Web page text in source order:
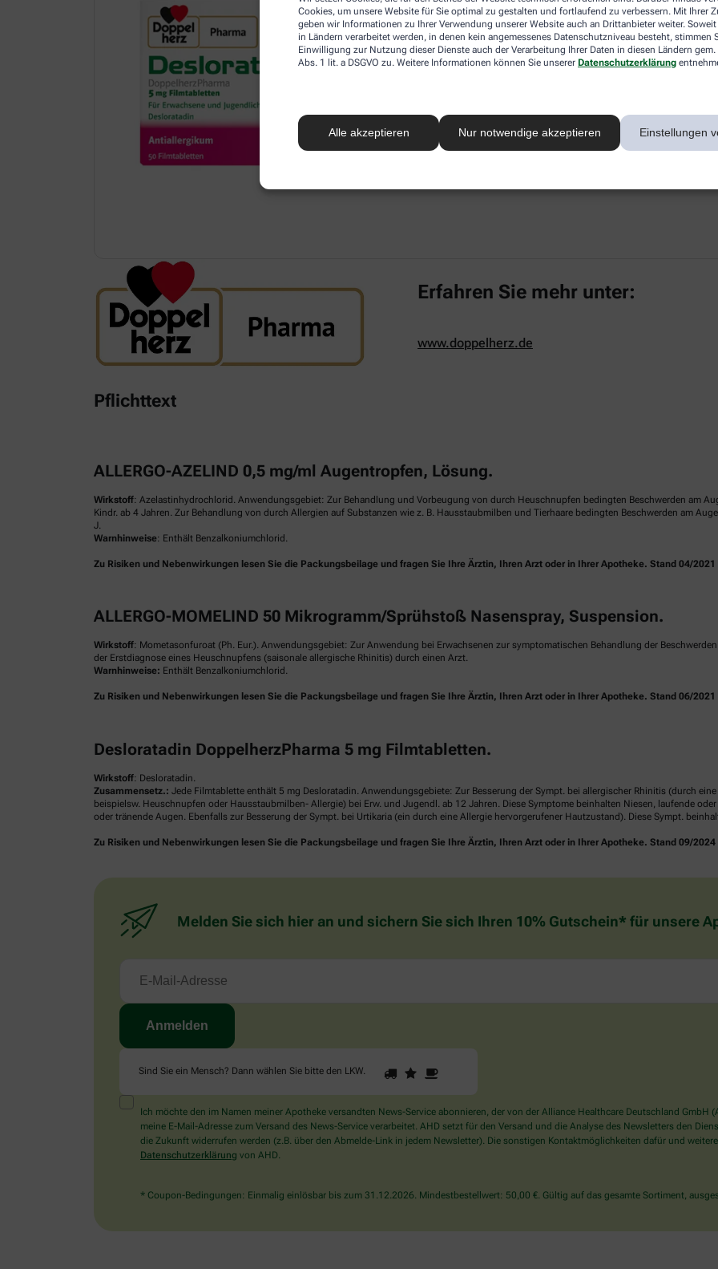
Cookies, um unsere Website für Sie optimal zu gestalten und fortlaufend zu verbessern. Mit Ihrer
geben wir Informationen zu Ihrer Verwendung unserer Website auch an Drittanbieter weiter. Soweit
in Ländern verarbeitet werden, in denen kein angemessenes Datenschutzniveau besteht, stimmen
Einwilligung zur Nutzung dieser Dienste auch der Verarbeitung Ihrer Daten in diesen Ländern
Abs. 1 lit. a DSGVO zu. Weitere Informationen können Sie unserer Datenschutzerklärung
Alle akzeptieren Nur notwendige akzeptieren Einstellungen
Neben den beiden lokal wirkenden
Nase für Linderung sorgen, gibt es mit
systemisch – also im ganzen Körper –
Botenstoff Histamin, der für allergie-
Schwellungen verantwortlich ist. Aus
Heuschnupfen-Symptome, sondern
Hautausschlag (Urtikaria), und
Desloratadin macht nicht
Berufsleben oder die Teilnahme am
Erfahren Sie mehr unter:
www.doppelherz.de
Pflichttext
ALLERGO-AZELIND 0,5 mg/ml Augentropfen, Lösung.
Wirkstoff: Azelastinhydrochlorid. Anwendungsgebiet: Zur Behandlung und Vorbeugung von durch Heuschnupfen bedingten Beschwerden am
Kindr. ab 4 Jahren. Zur Behandlung von durch Allergien auf Substanzen wie z. B. Hausstaubmilben und Tierhaare bedingten Beschwerden am
J.
Warnhinweise: Enthält Benzalkoniumchlorid.
Zu Risiken und Nebenwirkungen lesen Sie die Packungsbeilage und fragen Sie Ihre Ärztin, Ihren Arzt oder in Ihrer Apotheke. Stand 04/2021
ALLERGO-MOMELIND 50 Mikrogramm/Sprühstoß Nasenspray, Suspension.
Wirkstoff: Mometasonfuroat (Ph. Eur.). Anwendungsgebiet: Zur Anwendung bei Erwachsenen zur symptomatischen Behandlung der
der Erstdiagnose eines Heuschnupfens (saisonale allergische Rhinitis) durch einen Arzt.
Warnhinweise: Enthält Benzalkoniumchlorid.
Zu Risiken und Nebenwirkungen lesen Sie die Packungsbeilage und fragen Sie Ihre Ärztin, Ihren Arzt oder in Ihrer Apotheke. Stand 06/2021
Desloratadin DoppelherzPharma 5 mg Filmtabletten.
Wirkstoff: Desloratadin.
Zusammensetz.: Jede Filmtablette enthält 5 mg Desloratadin. Anwendungsgebiete: Zur Besserung der Sympt. bei allergischer Rhinitis (durch
beispielsw. Heuschnupfen oder Hausstaubmilben- Allergie) bei Erw. und Jugendl. ab 12 Jahren. Diese Symptome beinhalten Niesen, laufende
oder tränende Augen. Ebenfalls zur Besserung der Sympt. bei Urtikaria (ein durch eine Allergie hervorgerufener Hautzustand). Diese Sympt.
Zu Risiken und Nebenwirkungen lesen Sie die Packungsbeilage und fragen Sie Ihre Ärztin, Ihren Arzt oder in Ihrer Apotheke. Stand 09/2024
Melden Sie sich hier an und sichern Sie sich Ihren 10% Gutschein* für unsere
Sind Sie ein Mensch? Dann wählen Sie bitte den LKW
Sie
Mensch?
Dann
wählen
LKW.
1 2
Ich möchte den im Namen meiner Apotheke versandten News-Service abonnieren, der von der Alliance Healthcare Deutschland
meine E-Mail-Adresse zum Versand des News-Service verarbeitet. AHD setzt für den Versand und die Analyse des Newsletters den
die Zukunft widerrufen werden (z.B. über den Abmelde-Link in jedem Newsletter). Die sonstigen Kontaktmöglichkeiten dafür und
Datenschutzerklärung von AHD.
* Coupon-Bedingungen: Einmalig einlösbar bis zum 31.12.2026. Mindestbestellwert: 50,00 €. Gültig auf das gesamte Sortiment,